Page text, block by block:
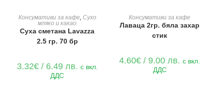
ДОБАВЯНЕ В КОЛИЧКАТА
Консумативи за кафе, Сухо
мляко и какао
Суха сметана Lavazza
2.5 гр. 70 бр
3.32€/ 6.49 лв. с вкл.
ДДС
ДОБАВЯНЕ В КОЛИЧКАТА
Консумативи за кафе
Лаваца 2гр. бяла захар
стик
4.60€ / 9.00 лв.с вкл.
ДДС